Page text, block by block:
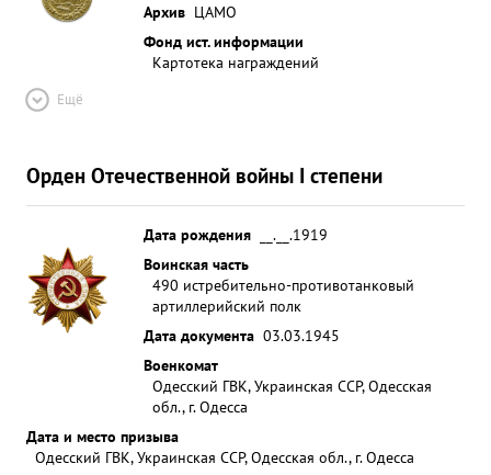
Архив ЦАМО
Фонд ист. информации
Картотека награждений
Ещё
Орден Отечественной войны I степени
Дата рождения
__.__.1919
Воинская часть
490 истребительно-противотанковый
артиллерийский полк
Дата документа 03.03.1945
Военкомат
Одесский ГВК, Украинская ССР, Одесская
обл., г. Одесса
Дата и место призыва
Одесский ГВК, Украинская ССР, Одесская обл., г. Одесса